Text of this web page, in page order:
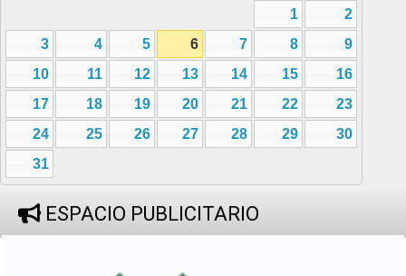
1
2
3
4 5 6 7 8
9
10
11 12 13 14 15
16
17
18 19 20 21 22
23
24
25 26 27 28 29
30
31
ESPACIO PUBLICITARIO